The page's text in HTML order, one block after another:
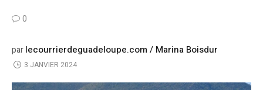
0
parlecourrierdeguadeloupe.com / Marina Boisdur
3 JANVIER 2024